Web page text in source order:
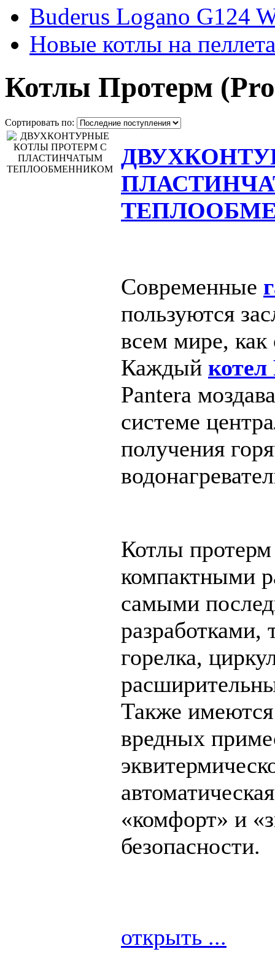
Buderus Logano G124
Новые котлы на
Котлы Протерм
Сортировать по:
Современные
пользуются
всем мире,
Каждый
Pantera
системе
получения
Котлы
компактными
самыми
разработками,
горелка,
Также
вредных
«комфорт» и
безопасности.
открыть ...